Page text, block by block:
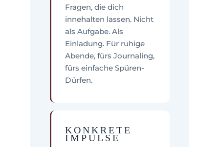
Fragen, die dich
innehalten lassen. Nicht
als Aufgabe. Als
Einladung. Für ruhige
Abende, fürs Journaling,
fürs einfache Spüren-
Dürfen.
KONKRETE
IMPULSE